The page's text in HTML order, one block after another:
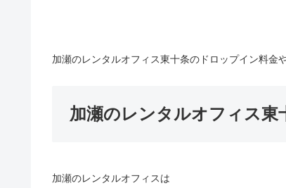
加瀬のレンタルオフィス東十条のドロップイン料金
加瀬のレンタルオフィス東
加瀬のレンタルオフィスは